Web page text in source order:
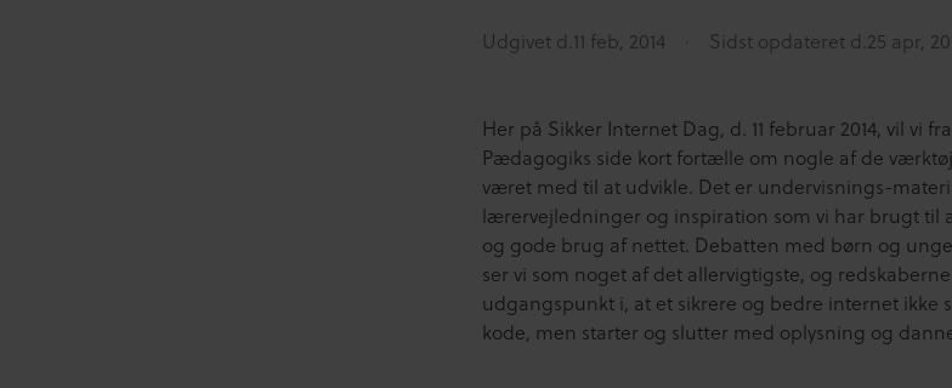
Udgivet d. 11 feb, 2014 Sidst opdateret d. 25 apr,
Her på Sikker Internet Dag, d. 11 februar 2014, vil vi
Pædagogiks side kort fortælle om nogle af de
været med til at udvikle. Det er undervisnings-
lærervejledninger og inspiration som vi har brugt til
og gode brug af nettet. Debatten med børn og
ser vi som noget af det allervigtigste, og
udgangspunkt i, at et sikrere og bedre internet ikke
kode, men starter og slutter med oplysning og